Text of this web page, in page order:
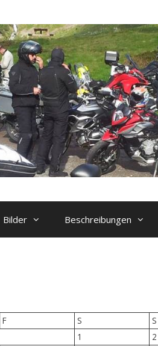
Bilder Beschreibungen
F S
S
1
2